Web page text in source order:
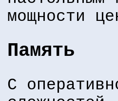
мощности
Память
С